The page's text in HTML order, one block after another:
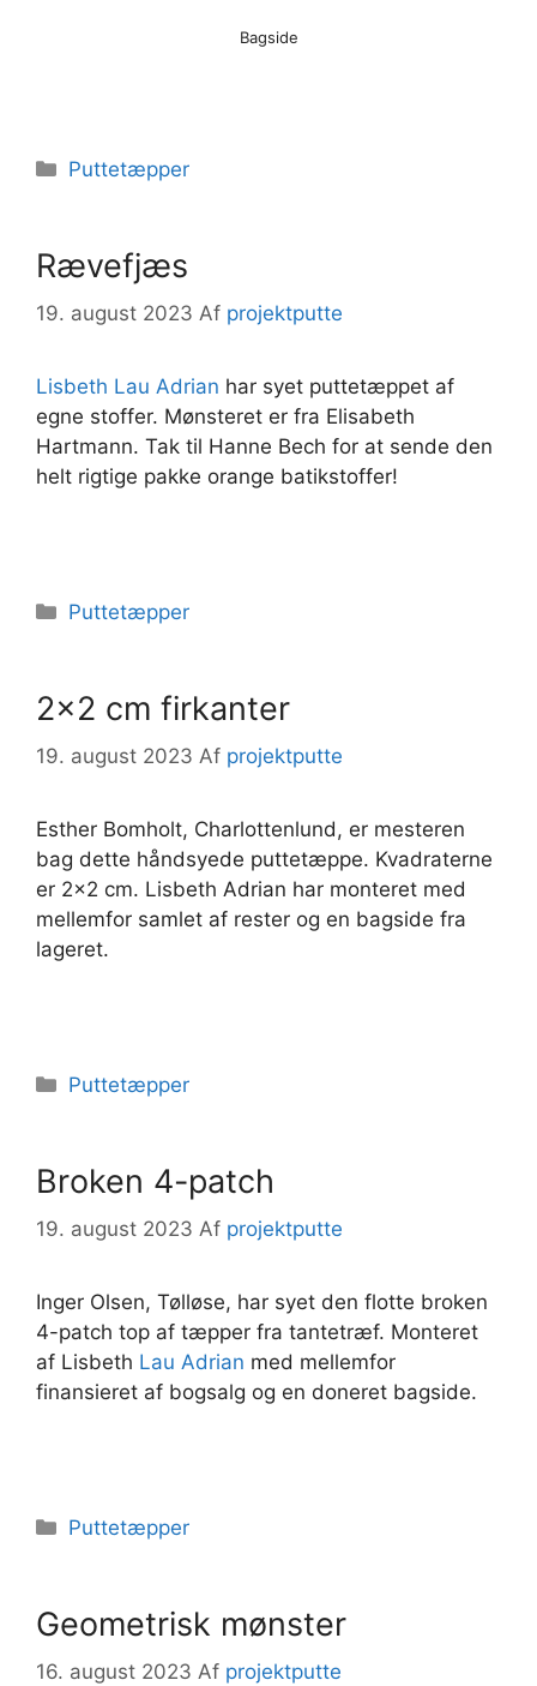
Bagside
Kategorier
Puttetæpper
Rævefjæs
19. august 2023 Af projektputte
Lisbeth Lau Adrian har syet puttetæppet af
egne stoffer. Mønsteret er fra Elisabeth
Hartmann. Tak til Hanne Bech for at sende den
helt rigtige pakke orange batikstoffer!
Kategorier
Puttetæpper
2×2 cm firkanter
19. august 2023 Af projektputte
Esther Bomholt, Charlottenlund, er mesteren
bag dette håndsyede puttetæppe. Kvadraterne
er 2×2 cm. Lisbeth Adrian har monteret med
mellemfor samlet af rester og en bagside fra
lageret.
Kategorier
Puttetæpper
Broken 4-patch
19. august 2023 Af projektputte
Inger Olsen, Tølløse, har syet den flotte broken
4-patch top af tæpper fra tantetræf. Monteret
af Lisbeth Lau Adrian med mellemfor
finansieret af bogsalg og en doneret bagside.
Kategorier
Puttetæpper
Geometrisk mønster
16. august 2023 Af projektputte